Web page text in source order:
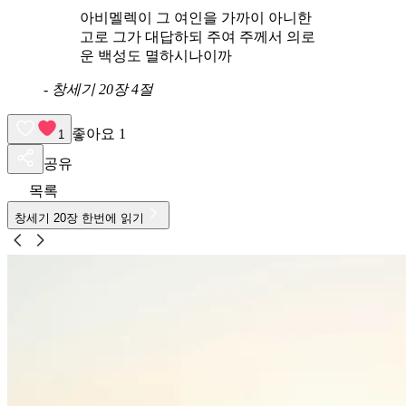
아비멜렉이 그 여인을 가까이 아니한
고로 그가 대답하되 주여 주께서 의로
운 백성도 멸하시나이까
- 창세기 20장 4절
1 좋아요 1
공유
목록
창세기 20장 한번에 읽기